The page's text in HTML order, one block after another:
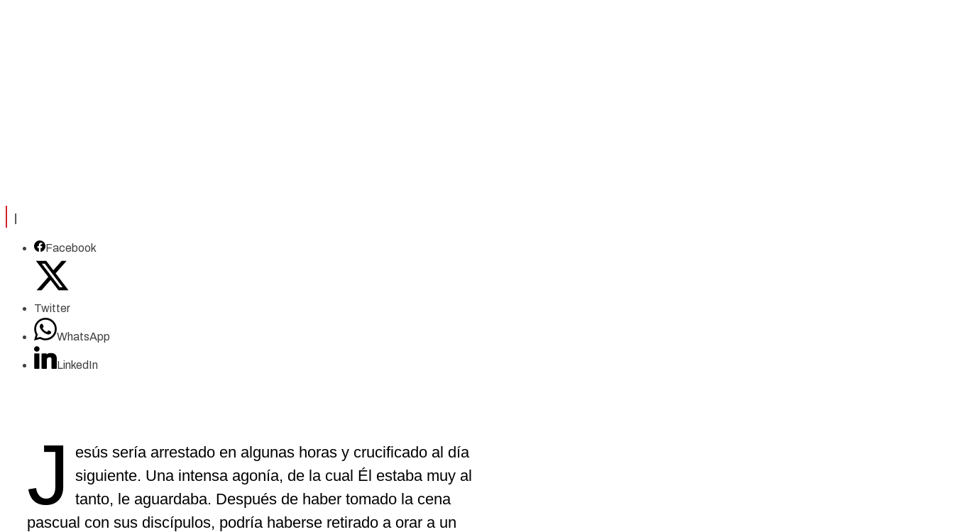
Facebook
Twitter
WhatsApp
LinkedIn
J
esús sería arrestado en algunas horas y crucificado al día
siguiente. Una intensa agonía, de la cual Él estaba muy al
tanto, le aguardaba. Después de haber tomado la cena
pascual con sus discípulos, podría haberse retirado a orar a un